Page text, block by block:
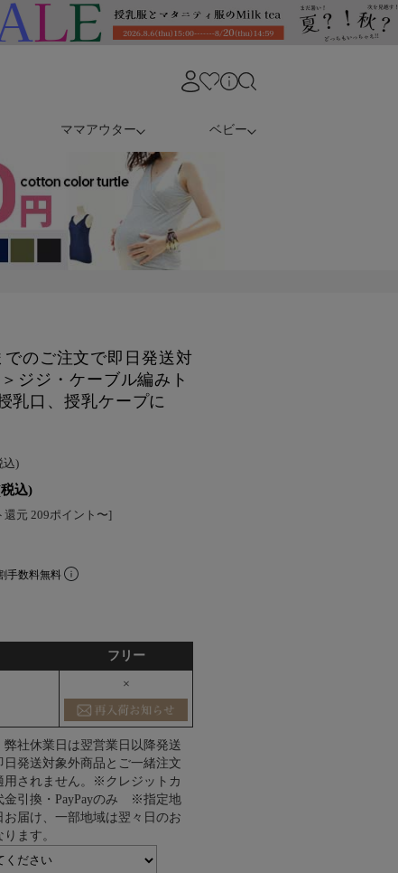
ママアウター ベビー
でのご注文で即日発送対
ジジ・ケーブル編みト
乳口、授乳ケープに
込)
込)
還元 209ポイント〜]
手数料無料
フリー
×
弊社休業日は翌営業日以降発送
日発送対象外商品とご一緒注文
用されません。※クレジットカ
金引換・PayPayのみ ※指定地
お届け、一部地域は翌々日のお
ます。